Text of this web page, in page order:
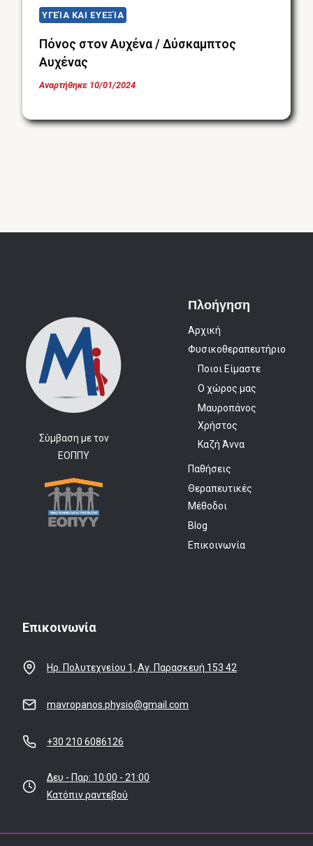
ΥΓΕΊΑ ΚΑΙ ΕΥΕΞΊΑ
Πόνος στον Αυχένα / Δύσκαμπτος
Αυχένας
Αναρτήθηκε 10/01/2024
Σύμβαση με τον
ΕΟΠΠΥ
Πλοήγηση
Αρχική
Φυσικοθεραπευτήριο
Ποιοι Είμαστε
Ο χώρος μας
Μαυροπάνος
Χρήστος
Καζή Άννα
Παθήσεις
Θεραπευτικές
Μέθοδοι
Blog
Επικοινωνία
Επικοινωνία
Ηρ. Πολυτεχνείου 1, Αγ. Παρασκευή 153 42
mavropanos.physio@gmail.com
+30 210 6086126
Δευ - Παρ: 10:00 - 21:00
Κατόπιν ραντεβού